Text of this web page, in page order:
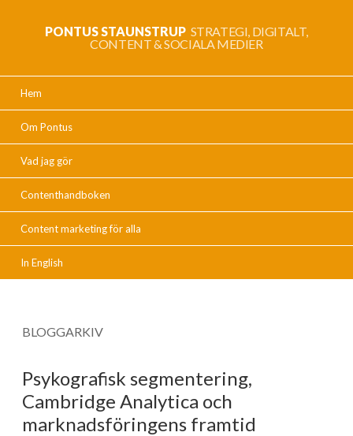
PONTUS STAUNSTRUP STRATEGI, DIGITALT,
CONTENT & SOCIALA MEDIER
Hem
Om Pontus
Vad jag gör
Contenthandboken
Content marketing för alla
In English
BLOGGARKIV
Psykografisk segmentering,
Cambridge Analytica och
marknadsföringens framtid